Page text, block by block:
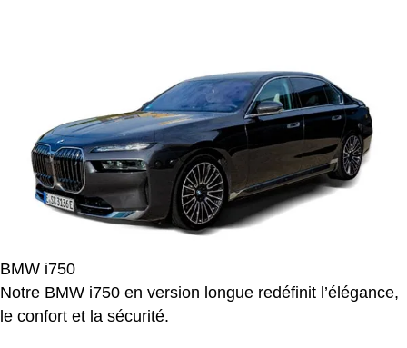
BMW i750
Notre BMW i750 en version longue redéfinit l’élégance,
le confort et la sécurité.